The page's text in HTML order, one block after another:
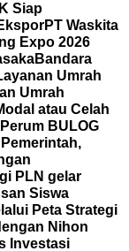
Siap
PT Waskita
Expo 2026
Bandara
Umrah
Umrah
atau Celah
Perum BULOG
PLN gelar
Siswa
Peta Strategi
Nihon
Investasi